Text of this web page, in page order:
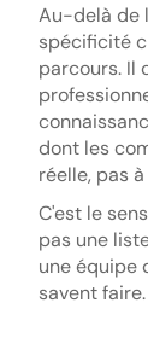
Au-delà de
spécificité
parcours. Il
dont les
réelle, pas
C'est le
pas une
une équipe
savent faire.